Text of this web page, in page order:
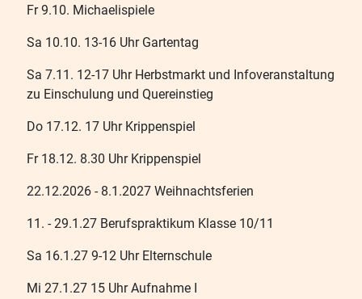
Fr 9.10. Michaelispiele
Sa 10.10. 13-16 Uhr Gartentag
Sa 7.11. 12-17 Uhr Herbstmarkt und Infoveranstaltung
zu Einschulung und Quereinstieg
Do 17.12. 17 Uhr Krippenspiel
Fr 18.12. 8.30 Uhr Krippenspiel
22.12.2026 - 8.1.2027 Weihnachtsferien
11. - 29.1.27 Berufspraktikum Klasse 10/11
Sa 16.1.27 9-12 Uhr Elternschule
Mi 27.1.27 15 Uhr Aufnahme I